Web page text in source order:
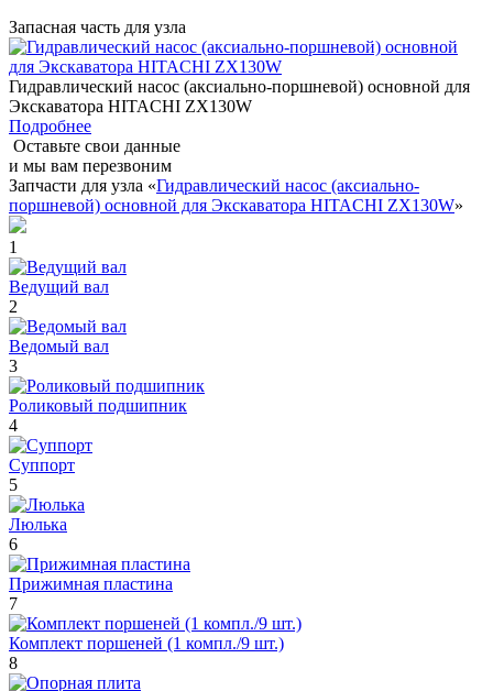
Запасная часть для узла
Гидравлический насос (аксиально-поршневой) основной для
Экскаватора HITACHI ZX130W
Подробнее
Оставьте свои данные
и мы вам перезвоним
Запчасти для узла «Гидравлический насос (аксиально-
поршневой) основной для Экскаватора HITACHI ZX130W»
1
Ведущий вал
2
Ведомый вал
3
Роликовый подшипник
4
Суппорт
5
Люлька
6
Прижимная пластина
7
Комплект поршеней (1 компл./9 шт.)
8